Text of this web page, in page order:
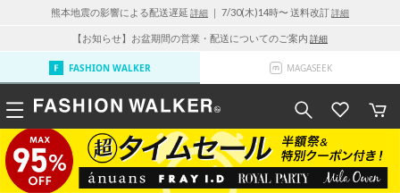
熊本地震の影響による配送遅延 詳細 ｜ 7/30(木)14時〜 送料改訂詳細
【お知らせ】お盆期間の営業・配送についてのご案内 詳細
FASHION WALKER MAGASEEK